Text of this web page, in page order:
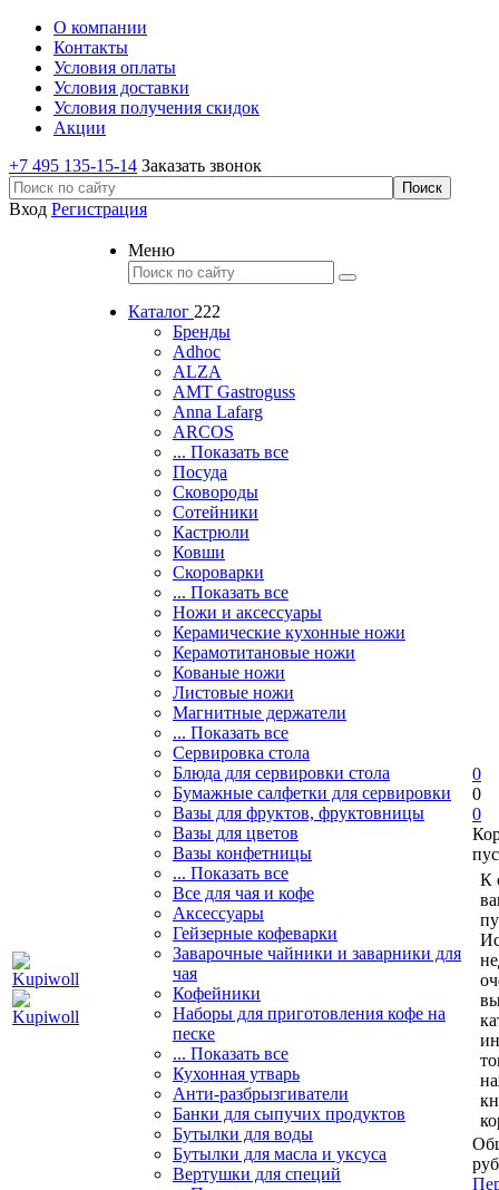
О компании
Контакты
Условия оплаты
Условия доставки
Условия получения скидок
Акции
+7 495 135-15-14 Заказать звонок
Вход Регистрация
Меню
Каталог 222
Бренды
Adhoc
ALZA
AMT Gastroguss
Anna Lafarg
ARCOS
... Показать все
Посуда
Сковороды
Сотейники
Кастрюли
Ковши
Скороварки
... Показать все
Ножи и аксессуары
Керамические кухонные ножи
Керамотитановые ножи
Кованые ножи
Листовые ножи
Магнитные держатели
... Показать все
Сервировка стола
Блюда для сервировки стола
Бумажные салфетки для сервировки
Вазы для фруктов, фруктовницы
Вазы для цветов
Вазы конфетницы
... Показать все
Все для чая и кофе
Аксессуары
Гейзерные кофеварки
Заварочные чайники и заварники для
чая
Кофейники
Наборы для приготовления кофе на
песке
... Показать все
Кухонная утварь
Анти-разбрызгиватели
Банки для сыпучих продуктов
Бутылки для воды
Бутылки для масла и уксуса
Вертушки для специй
0
0
0
К